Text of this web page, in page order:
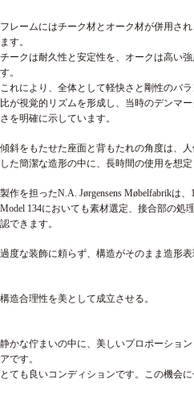
フレームにはチーク材とオーク材が併用さ
ます。
チークは耐久性と安定性を、オークは高い強
す。
これにより、全体として軽快さと剛性のバ
比が視覚的リズムを形成し、当時のデンマ
さを明確に示しています。
傾斜をもたせた座面と背もたれの角度は、
した簡潔な造形の中に、長時間の使用を想
製作を担ったN.A. Jørgensens Møbelfabrikは
Model 134においても素材選定、接合部の処
認できます。
過度な装飾に頼らず、構造がそのまま造形表
構造合理性を美として成立させる。
静かな佇まいの中に、美しいプロポーショ
アです。
とても良いコンディションです。この機会に